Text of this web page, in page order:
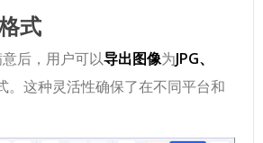
式
后，用户可以导出图像为JPG、
。这种灵活性确保了在不同平台和